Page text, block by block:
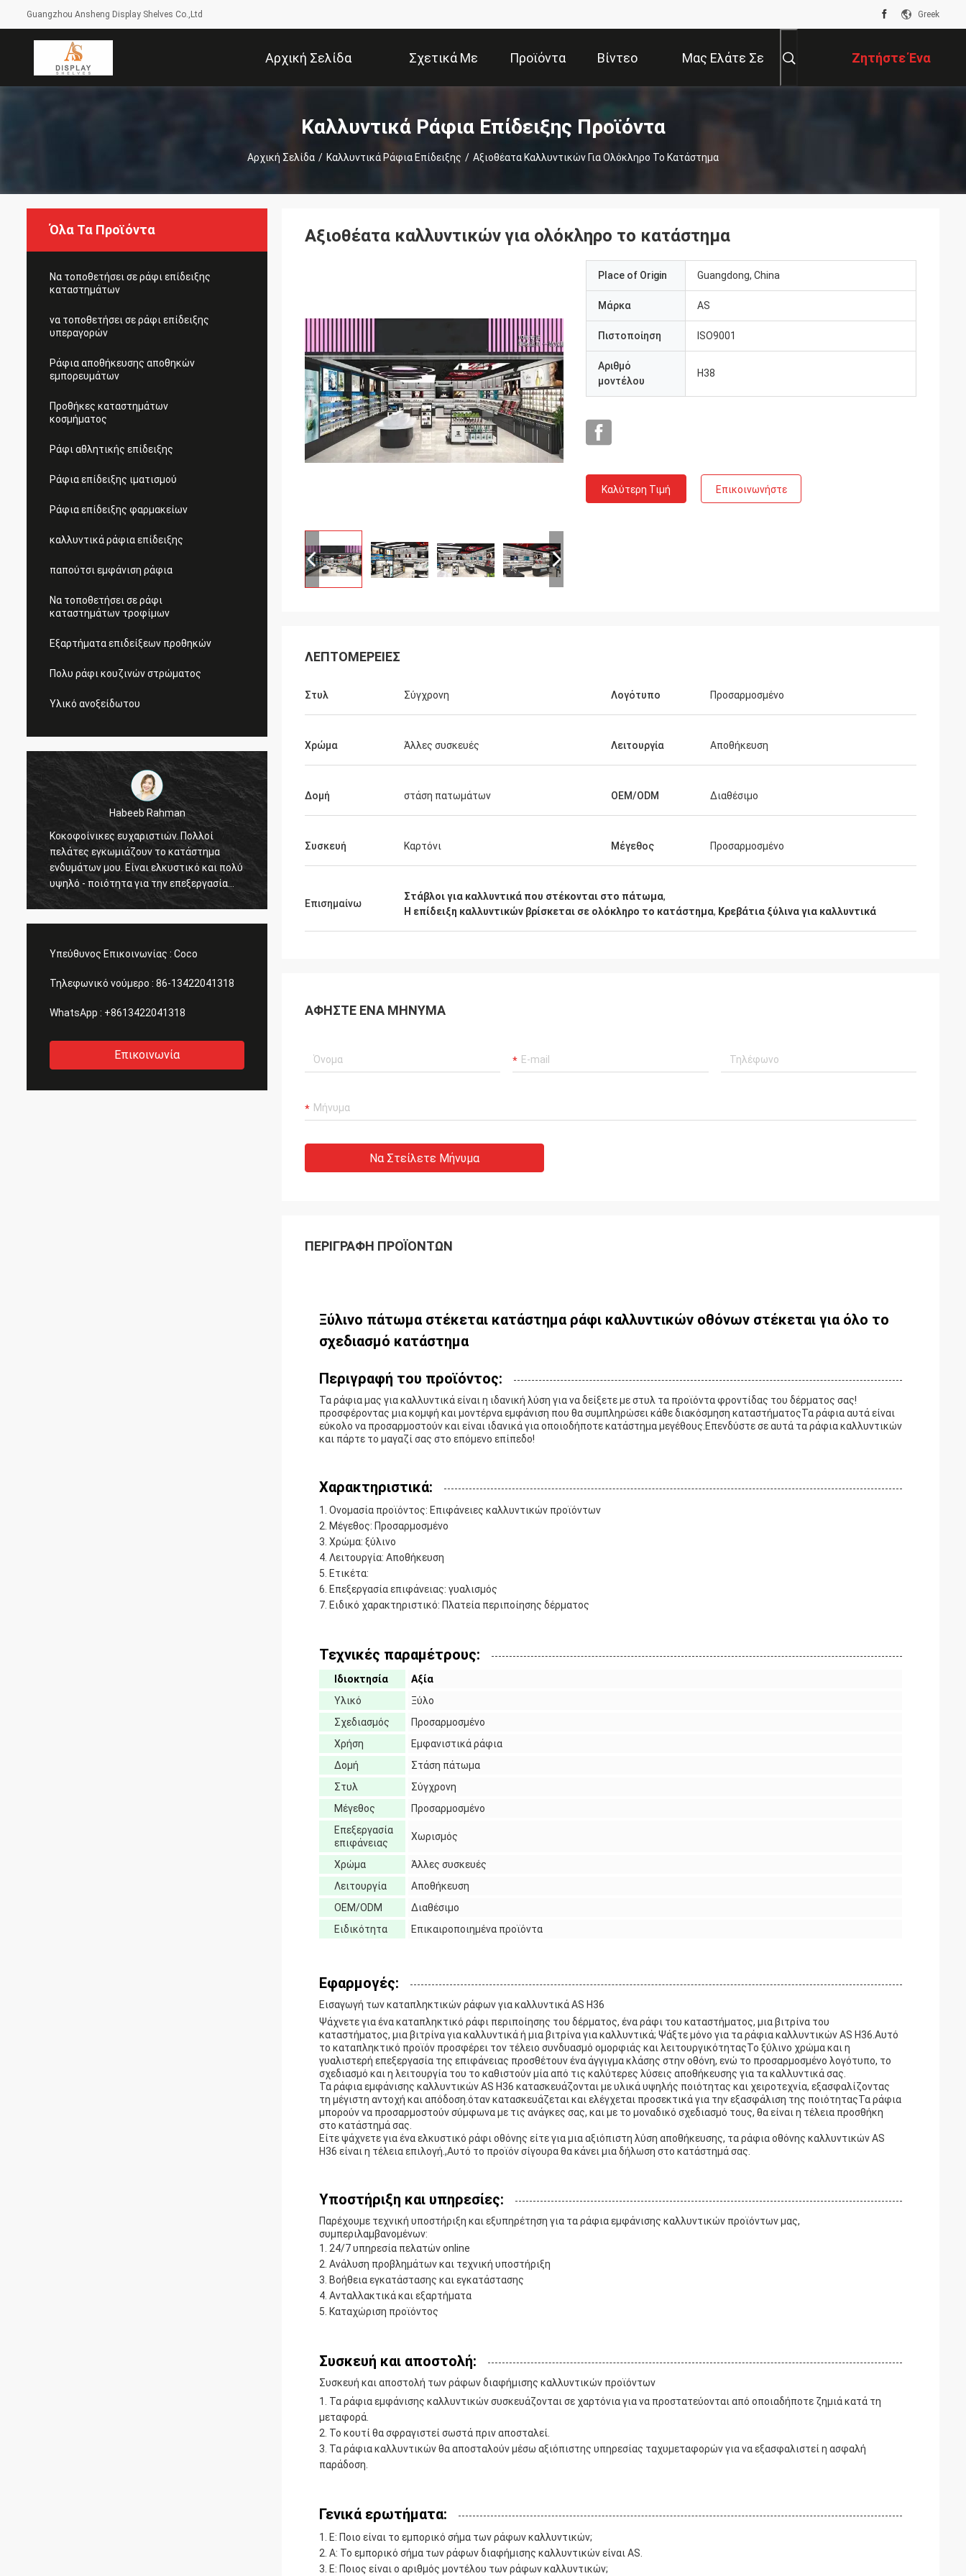
Guangzhou Ansheng Display Shelves Co.,Ltd Greek
Αρχική Σελίδα Σχετικά Με Προϊόντα Βίντεο Μας Ελάτε Σε Ζητήστε Ένα
Απόσπασμα
Καλλυντικά Ράφια Επίδειξης Προϊόντα
Αρχική Σελίδα / Καλλυντικά Ράφια Επίδειξης / Αξιοθέατα Καλλυντικών Για Ολόκληρο Το Κατάστημα
Όλα Τα Προϊόντα
Να τοποθετήσει σε ράφι επίδειξης
καταστημάτων
να τοποθετήσει σε ράφι επίδειξης
υπεραγορών
Ράφια αποθήκευσης αποθηκών
εμπορευμάτων
Προθήκες καταστημάτων
κοσμήματος
Ράφι αθλητικής επίδειξης
Ράφια επίδειξης ιματισμού
Ράφια επίδειξης φαρμακείων
καλλυντικά ράφια επίδειξης
παπούτσι εμφάνιση ράφια
Να τοποθετήσει σε ράφι
καταστημάτων τροφίμων
Εξαρτήματα επιδείξεων προθηκών
Πολυ ράφι κουζινών στρώματος
Υλικό ανοξείδωτου
Galletti του Marco
Εσείς που γίνεστε πάντα μια καλή
εργασία για με! Τα ράφια επίδειξης
προθηκών Χριστουγέννων έχουν φθάσει.
Μετά από να εγκαταστήσουμε, θα σας
στείλουμε τις εικόνες. Πολλές
Fernando
εμπορευμάτων αθλητικού εξοπλισμού
μου φαίνεται τακτική τώρα. Και πλανίζω
αθλητικά αγαθά. Με βοηθήστε για να το
Habeeb Rahman
πελάτες εγκωμιάζουν το κατάστημα
ενδυμάτων μου. Είναι ελκυστικό και πολύ
επιφάνειας. Αισθάνομαι ικανοποιημένος
Υπεύθυνος Επικοινωνίας : Coco
Τηλεφωνικό νούμερο : 86-13422041318
WhatsApp : +8613422041318
Επικοινωνία
Αξιοθέατα καλλυντικών για ολόκληρο το κατάστημα
Place of Origin Guangdong, China
Μάρκα AS
Πιστοποίηση ISO9001
Αριθμό
μοντέλου
H38
Καλύτερη Τιμή Επικοινωνήστε
ΛΕΠΤΟΜΈΡΕΙΕΣ
Στυλ Σύγχρονη Λογότυπο Προσαρμοσμένο
Χρώμα Άλλες συσκευές Λειτουργία Αποθήκευση
Δομή στάση πατωμάτων OEM/ODM Διαθέσιμο
Συσκευή Καρτόνι Μέγεθος Προσαρμοσμένο
Επισημαίνω
Στάβλοι για καλλυντικά που στέκονται στο πάτωμα,
Η επίδειξη καλλυντικών βρίσκεται σε ολόκληρο το κατάστημα, Κρεβάτια ξύλινα για καλλυντικά
ΑΦΉΣΤΕ ΈΝΑ ΜΉΝΥΜΑ
Να Στείλετε Μήνυμα
ΠΕΡΙΓΡΑΦΉ ΠΡΟΪΌΝΤΩΝ
Ξύλινο πάτωμα στέκεται κατάστημα ράφι καλλυντικών οθόνων στέκεται για όλο το
σχεδιασμό κατάστημα
Περιγραφή του προϊόντος:
Τα ράφια μας για καλλυντικά είναι η ιδανική λύση για να δείξετε με στυλ τα προϊόντα φροντίδας του δέρματος σας!
προσφέροντας μια κομψή και μοντέρνα εμφάνιση που θα συμπληρώσει κάθε διακόσμηση καταστήματοςΤα ράφια αυτά είναι
εύκολο να προσαρμοστούν και είναι ιδανικά για οποιοδήποτε κατάστημα μεγέθους.Επενδύστε σε αυτά τα ράφια καλλυντικών
και πάρτε το μαγαζί σας στο επόμενο επίπεδο!
Χαρακτηριστικά:
Ονομασία προϊόντος: Επιφάνειες καλλυντικών προϊόντων
Μέγεθος: Προσαρμοσμένο
Χρώμα: ξύλινο
Λειτουργία: Αποθήκευση
Ετικέτα:
Επεξεργασία επιφάνειας: γυαλισμός
Ειδικό χαρακτηριστικό: Πλατεία περιποίησης δέρματος
Τεχνικές παραμέτρους:
Ιδιοκτησία
Αξία
Υλικό
Ξύλο
Σχεδιασμός
Προσαρμοσμένο
Χρήση
Εμφανιστικά ράφια
Δομή
Στάση πάτωμα
Στυλ
Σύγχρονη
Μέγεθος
Προσαρμοσμένο
Επεξεργασία
επιφάνειας
Χωρισμός
Χρώμα
Άλλες συσκευές
Λειτουργία
Αποθήκευση
OEM/ODM
Διαθέσιμο
Ειδικότητα
Επικαιροποιημένα προϊόντα
Εφαρμογές:
Εισαγωγή των καταπληκτικών ράφων για καλλυντικά AS H36
Ψάχνετε για ένα καταπληκτικό ράφι περιποίησης του δέρματος, ένα ράφι του καταστήματος, μια βιτρίνα του
καταστήματος, μια βιτρίνα για καλλυντικά ή μια βιτρίνα για καλλυντικά; Ψάξτε μόνο για τα ράφια καλλυντικών AS H36.Αυτό
το καταπληκτικό προϊόν προσφέρει τον τέλειο συνδυασμό ομορφιάς και λειτουργικότηταςΤο ξύλινο χρώμα και η
γυαλιστερή επεξεργασία της επιφάνειας προσθέτουν ένα άγγιγμα κλάσης στην οθόνη, ενώ το προσαρμοσμένο λογότυπο, το
σχεδιασμό και η λειτουργία του το καθιστούν μία από τις καλύτερες λύσεις αποθήκευσης για τα καλλυντικά σας.
Τα ράφια εμφάνισης καλλυντικών AS H36 κατασκευάζονται με υλικά υψηλής ποιότητας και χειροτεχνία, εξασφαλίζοντας
τη μέγιστη αντοχή και απόδοση.όταν κατασκευάζεται και ελέγχεται προσεκτικά για την εξασφάλιση της ποιότηταςΤα ράφια
μπορούν να προσαρμοστούν σύμφωνα με τις ανάγκες σας, και με το μοναδικό σχεδιασμό τους, θα είναι η τέλεια προσθήκη
στο κατάστημά σας.
Είτε ψάχνετε για ένα ελκυστικό ράφι οθόνης είτε για μια αξιόπιστη λύση αποθήκευσης, τα ράφια οθόνης καλλυντικών AS
H36 είναι η τέλεια επιλογή.,Αυτό το προϊόν σίγουρα θα κάνει μια δήλωση στο κατάστημά σας.
Υποστήριξη και υπηρεσίες:
Παρέχουμε τεχνική υποστήριξη και εξυπηρέτηση για τα ράφια εμφάνισης καλλυντικών προϊόντων μας,
συμπεριλαμβανομένων:
24/7 υπηρεσία πελατών online
Ανάλυση προβλημάτων και τεχνική υποστήριξη
Βοήθεια εγκατάστασης και εγκατάστασης
Ανταλλακτικά και εξαρτήματα
Καταχώριση προϊόντος
Συσκευή και αποστολή:
Συσκευή και αποστολή των ράφων διαφήμισης καλλυντικών προϊόντων
Τα ράφια εμφάνισης καλλυντικών συσκευάζονται σε χαρτόνια για να προστατεύονται από οποιαδήποτε ζημιά κατά τη
μεταφορά.
Το κουτί θα σφραγιστεί σωστά πριν αποσταλεί.
Τα ράφια καλλυντικών θα αποσταλούν μέσω αξιόπιστης υπηρεσίας ταχυμεταφορών για να εξασφαλιστεί η ασφαλή
παράδοση.
Γενικά ερωτήματα:
Ε: Ποιο είναι το εμπορικό σήμα των ράφων καλλυντικών;
Α: Το εμπορικό σήμα των ράφων διαφήμισης καλλυντικών είναι AS.
Ε: Ποιος είναι ο αριθμός μοντέλου των ράφων καλλυντικών;